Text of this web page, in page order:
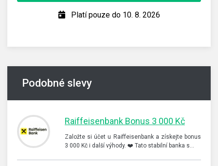
Platí pouze do 10. 8. 2026
Podobné slevy
Raiffeisenbank Bonus 3 000 Kč
Založte si účet u Raiffeisenbank a získejte bonus
3 000 Kč i další výhody. ❤️ Tato stabilní banka s…